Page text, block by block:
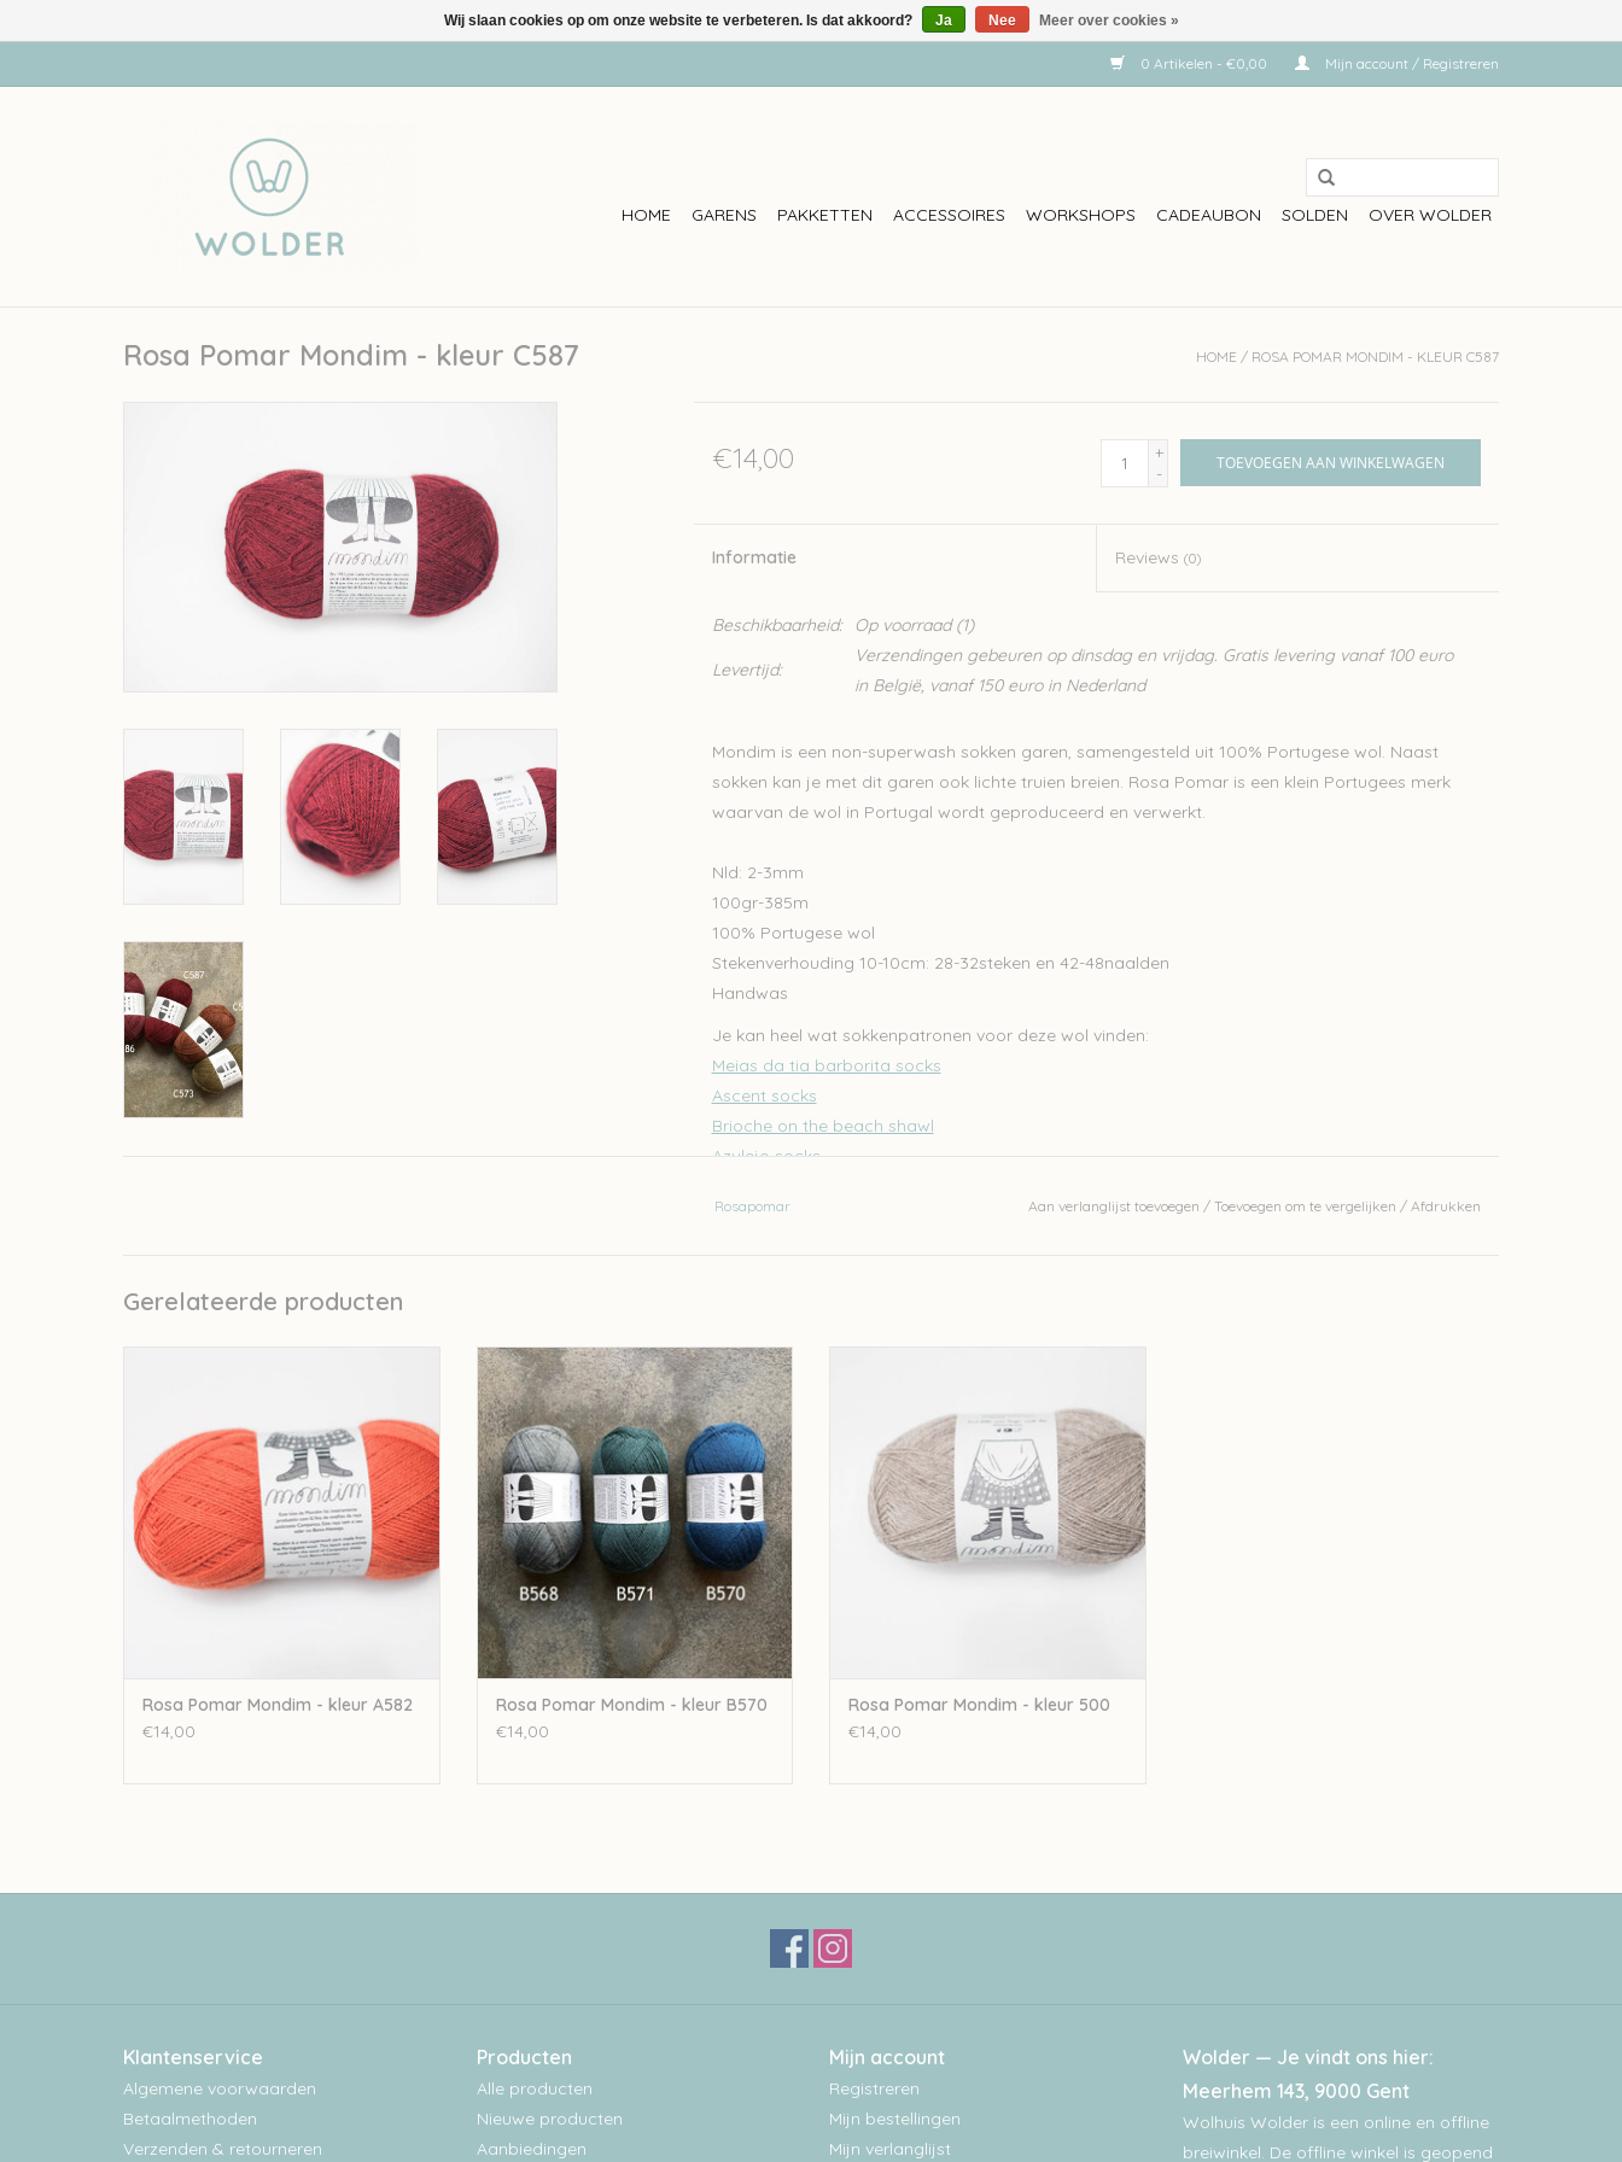
0 Artikelen - €0,00 Mijn account / Registreren
HOME GARENS PAKKETTEN ACCESSOIRES WORKSHOPS CADEAUBON SOLDEN OVER WOLDER
Rosa Pomar Mondim - kleur C587 HOME / ROSA POMAR MONDIM - KLEUR C587
€14,00
+
-
TOEVOEGEN AAN WINKELWAGEN
Informatie Reviews(0)
Beschikbaarheid: Op voorraad(1)
Levertijd:
Verzendingen gebeuren op dinsdag en vrijdag. Gratis levering vanaf 100 euro
in België, vanaf 150 euro in Nederland
Mondim is een non-superwash sokken garen, samengesteld uit 100% Portugese wol. Naast
sokken kan je met dit garen ook lichte truien breien. Rosa Pomar is een klein Portugees merk
waarvan de wol in Portugal wordt geproduceerd en verwerkt.
Nld: 2-3mm
100gr-385m
100% Portugese wol
Stekenverhouding 10-10cm: 28-32steken en 42-48naalden
Handwas
Je kan heel wat sokkenpatronen voor deze wol vinden:
Meias da tia barborita socks
Ascent socks
Brioche on the beach shawl
Azulejo socks
Iro Iro socks
verwerkt, hierdoor kan een opmerkelijk verschil zitten tussen de verschillende baden.
Rosapomar Aan verlanglijst toevoegen / Toevoegen om te vergelijken / Afdrukken
Gerelateerde producten
TOEVOEGEN AAN WINKELWAGEN
Rosa Pomar Mondim - kleur A582
€14,00
Rosapomar Rosa Pomar Mondim - kleur
B570
TOEVOEGEN AAN WINKELWAGEN
Rosa Pomar Mondim - kleur B570
€14,00
TOEVOEGEN AAN WINKELWAGEN
Rosa Pomar Mondim - kleur 500
€14,00
Klantenservice
Algemene voorwaarden
Betaalmethoden
Verzenden & retourneren
Producten
Alle producten
Nieuwe producten
Aanbiedingen
Mijn account
Registreren
Mijn bestellingen
Mijn verlanglijst
Wolder — Je vindt ons hier:
Meerhem 143, 9000 Gent
Wolhuis Wolder is een online en offline
breiwinkel. De offline winkel is geopend
Wij slaan cookies op om onze website te verbeteren. Is dat akkoord? Ja Nee Meer over cookies »